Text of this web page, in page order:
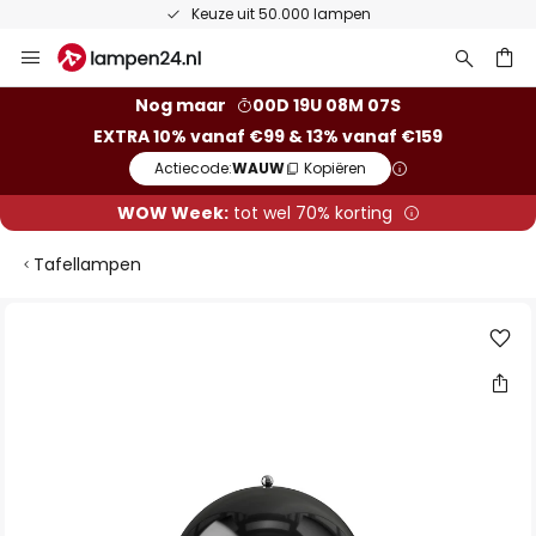
Keuze uit 50.000 lampen
naar
Nog maar
00D 19U 08M 06S
EXTRA 10% vanaf €99 & 13% vanaf €159
Actiecode:WAUW Kopiëren
WOW Week:tot wel 70% korting
Tafellampen